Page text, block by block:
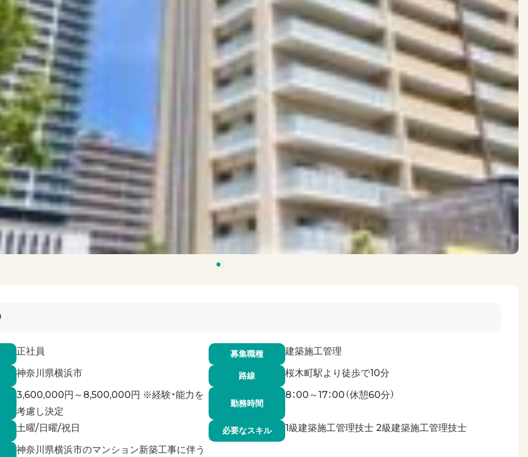
正社員 募集職種
建築施工管理
神奈川県横浜市
路線
桜木町駅より徒歩で10分
3,600,000円～8,500,000円 ※経験・能力を
考慮し決定
勤務時間
8：00～17：00（休憩60分）
土曜/日曜/祝日 必要なスキル
1級建築施工管理技士 2級建築施工管理技士
神奈川県横浜市のマンション新築工事に伴う